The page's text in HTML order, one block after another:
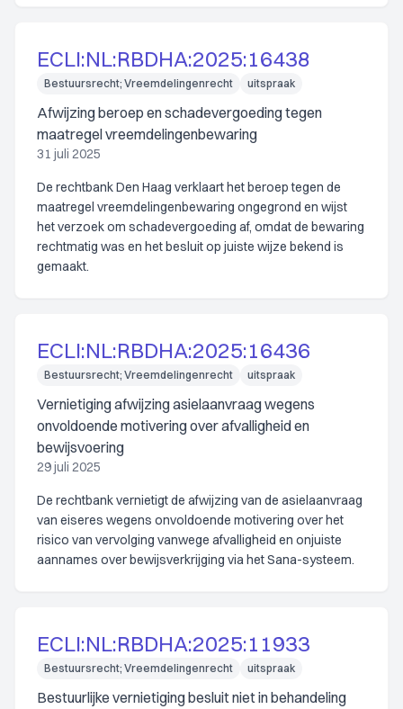
ECLI:NL:RBDHA:2025:16438
Bestuursrecht; Vreemdelingenrecht uitspraak
Afwijzing beroep en schadevergoeding tegen
maatregel vreemdelingenbewaring
31 juli 2025
De rechtbank Den Haag verklaart het beroep tegen de
maatregel vreemdelingenbewaring ongegrond en wijst
het verzoek om schadevergoeding af, omdat de bewaring
rechtmatig was en het besluit op juiste wijze bekend is
gemaakt.
ECLI:NL:RBDHA:2025:16436
Bestuursrecht; Vreemdelingenrecht uitspraak
Vernietiging afwijzing asielaanvraag wegens
onvoldoende motivering over afvalligheid en
bewijsvoering
29 juli 2025
De rechtbank vernietigt de afwijzing van de asielaanvraag
van eiseres wegens onvoldoende motivering over het
risico van vervolging vanwege afvalligheid en onjuiste
aannames over bewijsverkrijging via het Sana-systeem.
ECLI:NL:RBDHA:2025:11933
Bestuursrecht; Vreemdelingenrecht uitspraak
Bestuurlijke vernietiging besluit niet in behandeling